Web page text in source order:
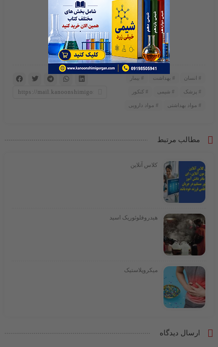
انسان بهداشت بیمار
پزشک شیمی کنکور
مواد بهداشتی مواد دارویی
مطالب مرتبط
کلاس آنلاین
هیدروفلوئوریک اسید
میکروپلاستیک
ارسال دیدگاه